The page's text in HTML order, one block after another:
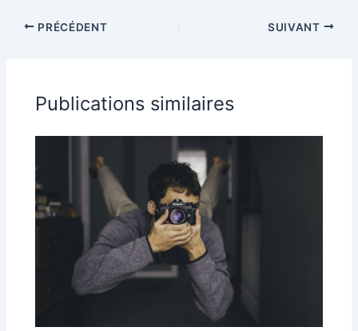
PRÉCÉDENT SUIVANT
Publications similaires